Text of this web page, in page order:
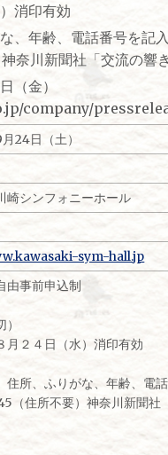
消印有効
、年齢、電話番号を記入
奈川新聞社「交流の響
（金）
company/
24日（土）
崎シンフォニーホール
sym-hall.jp
由事前申込制
月２４日（水）消印有効
住所、ふりがな、年齢、電話
（住所不要）神奈川新聞社